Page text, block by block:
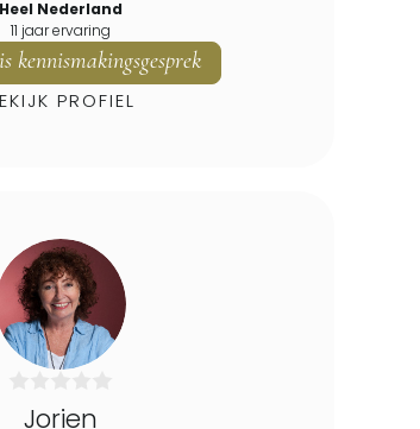
Heel Nederland
11 jaar ervaring
kennismakingsgesprek
PROFIEL
Jorien